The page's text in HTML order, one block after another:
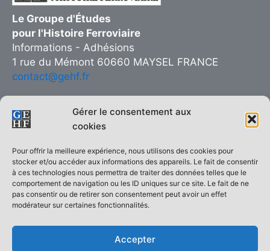
Gérer le consentement aux
cookies
Pour offrir la meilleure expérience, nous utilisons des cookies pour
stocker et/ou accéder aux informations des appareils. Le fait de consentir
à ces technologies nous permettra de traiter des données telles que le
comportement de navigation ou les ID uniques sur ce site. Le fait de ne
pas consentir ou de retirer son consentement peut avoir un effet
modérateur sur certaines fonctionnalités.
Accepter
Le Groupe d'Études
pour l'Histoire Ferroviaire
Informations - Adhésions
1 rue du Mémont 60660 MAYSEL FRANCE
contact@gehf.fr
Copie interdite © 2026 Groupe d’Études pour l’Histoire Ferroviaire
| Réalisé surThème WordPress Astra
ACCUEIL
Le GEHF en quelques mots
Qui sommes-nous ?
Demande d’adhésion
La revue Histoire Ferroviaire